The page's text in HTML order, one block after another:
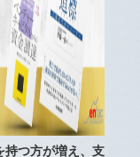
持つ方が増え、支